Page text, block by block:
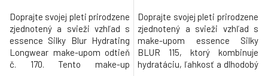
Doprajte svojej pleti prirodzene
zjednotený a svieži vzhľad s
essence Silky Blur Hydrating
Longwear make-upom odtieň
č. 170. Tento make-up
Doprajte svojej pleti prirodzene
zjednotený a svieži vzhľad s
make-upom essence Silky
BLUR 115, ktorý kombinuje
hydratáciu, ľahkosť a dlhodobý